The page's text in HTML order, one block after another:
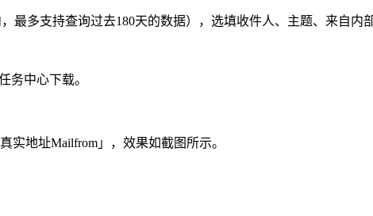
最多支持查询过去180天的数据），选填收件人、主题、来自内
务中心下载。
实地址Mailfrom」，效果如截图所示。